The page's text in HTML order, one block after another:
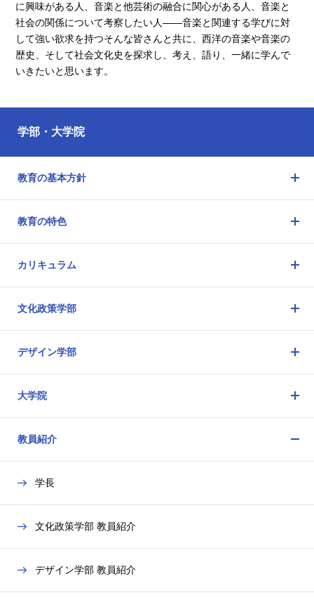
に興味がある人、音楽と他芸術の融合に関心がある人、音楽と
社会の関係について考察したい人――音楽と関連する学びに対
して強い欲求を持つそんな皆さんと共に、西洋の音楽や音楽の
歴史、そして社会文化史を探求し、考え、語り、一緒に学んで
いきたいと思います。
学部・大学院
教育の基本方針
ュ
ー
閉
教育の特色
ュ
ー
閉
カリキュラム
ュ
ー
閉
文化政策学部
ュ
ー
閉
デザイン学部
ュ
ー
閉
大学院
ュ
ー
閉
教員紹介
ー
閉
学長
文化政策学部 教員紹介
デザイン学部 教員紹介